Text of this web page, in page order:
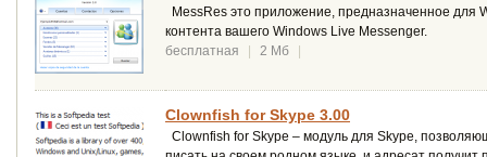
MessRes это приложение, предназначенное для
контента вашего Windows Live Messenger.
бесплатная
| 2 Мб |
Clownfish for Skype 3.00
Clownfish for Skype – модуль для Skype,